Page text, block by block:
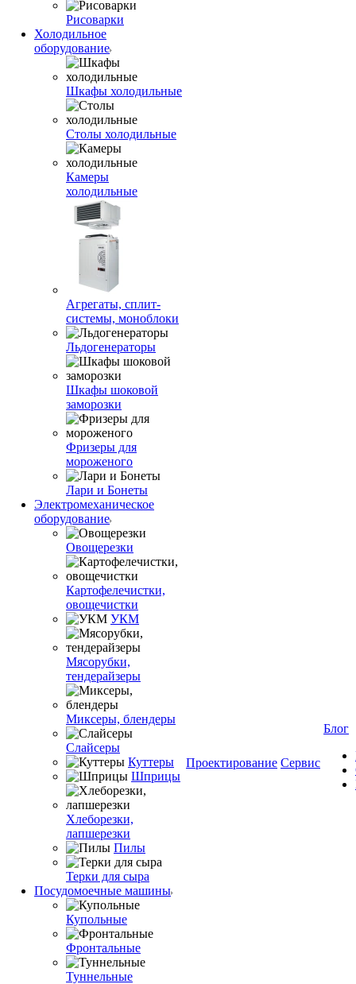
Рисоварки
Холодильное
оборудование
Шкафы холодильные
Столы холодильные
Камеры
холодильные
Агрегаты, сплит-
системы, моноблоки
Льдогенераторы
Шкафы шоковой
заморозки
Фризеры для
мороженого
Лари и Бонеты
Электромеханическое
оборудование
Овощерезки
Картофелечистки,
овощечистки
УКМ
Мясорубки,
тендерайзеры
Миксеры, блендеры
Слайсеры
Куттеры
Шприцы
Хлеборезки,
лапшерезки
Пилы
Терки для сыра
Посудомоечные машины
Купольные
Фронтальные
Туннельные
Проектирование Сервис
Блог